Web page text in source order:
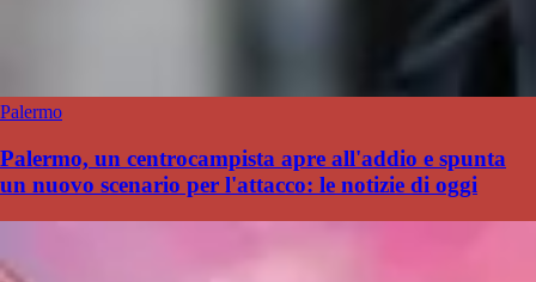
Palermo
Palermo, un centrocampista apre all'addio e spunta
un nuovo scenario per l'attacco: le notizie di oggi